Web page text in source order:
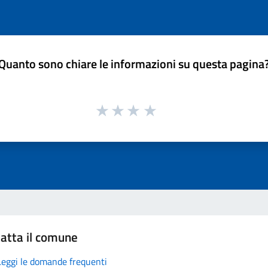
sono chiare le informazioni su questa
il comune
le domande frequenti